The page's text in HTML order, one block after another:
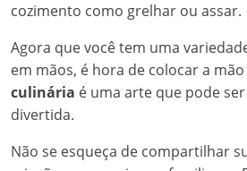
cozimento como grelhar ou assar.
Agora que você tem uma
em mãos, é hora de colocar a mão
culinária é uma arte que pode
divertida.
Não se esqueça de compartilhar